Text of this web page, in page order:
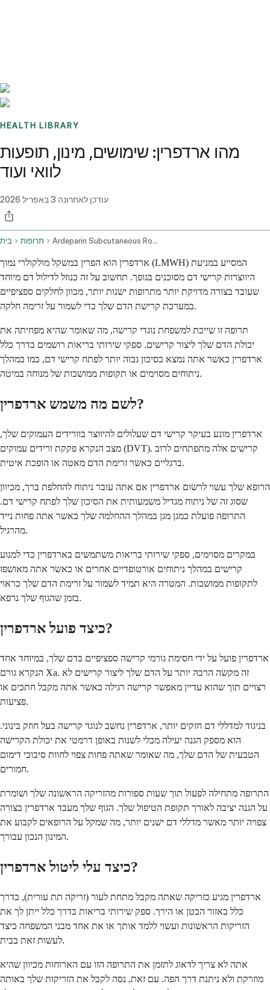
HEALTH LIBRARY
מהו ארדפרין: שימושים, מינון, תופעות
לוואי ועוד
עודכן לאחרונה 3 באפריל 2026
בית תרופות Ardeparin Subcutaneous Route
ארדפרין הוא הפרין במשקל מולקולרי נמוך (LMWH) המסייע במניעת
היווצרות קרישי דם מסוכנים בגופך. תחשוב על זה כנוזל לדילול דם מיוחד
שעובד בצורה מדויקת יותר מתרופות ישנות יותר, מכוון לחלקים ספציפיים
במערכת קרישת הדם שלך כדי לשמור על זרימה חלקה.
תרופה זו שייכת למשפחת נוגדי קרישה, מה שאומר שהיא מפחיתה את
יכולת הדם שלך ליצור קרישים. ספקי שירותי בריאות רושמים בדרך כלל
ארדפרין כאשר אתה נמצא בסיכון גבוה יותר לפתח קרישי דם, כמו במהלך
ניתוחים מסוימים או תקופות ממושכות של מנוחה במיטה.
לשם מה משמש ארדפרין?
ארדפרין מונע בעיקר קרישי דם שעלולים להיווצר בוורידים העמוקים שלך,
מצב הנקרא פקקת ורידים עמוקים (DVT). קרישים אלה מתפתחים לרוב
ברגליים כאשר זרימת הדם מאטה או הופכת איטית.
הרופא שלך עשוי לרשום ארדפרין אם אתה עובר ניתוח להחלפת ברך, מכיוון
שסוג זה של ניתוח מגדיל משמעותית את הסיכון שלך לפתח קרישי דם.
התרופה פועלת כמגן מגן במהלך ההחלמה שלך כאשר אתה פחות נייד
מהרגיל.
במקרים מסוימים, ספקי שירותי בריאות משתמשים בארדפרין כדי למנוע
קרישים במהלך ניתוחים אורטופדיים אחרים או כאשר אתה מאושפז
לתקופות ממושכות. המטרה היא תמיד לשמור על זרימת הדם שלך כראוי
בזמן שהגוף שלך נרפא.
כיצד פועל ארדפרין?
ארדפרין פועל על ידי חסימת גורמי קרישה ספציפיים בדם שלך, במיוחד אחד
הנקרא גורם Xa. זה מקשה הרבה יותר על הדם שלך ליצור קרישים לא
רצויים תוך שהוא עדיין מאפשר קרישה רגילה כאשר אתה מקבל חתכים או
פציעות.
בניגוד למדללי דם חזקים יותר, ארדפרין נחשב לנוגד קרישה בעל חוזק בינוני.
הוא מספק הגנה יעילה מבלי לשנות באופן דרמטי את יכולת הקרישה
הטבעית של הדם שלך, מה שאומר שאתה פחות צפוי לחוות סיבוכי דימום
חמורים.
התרופה מתחילה לפעול תוך שעות ספורות מהזריקה הראשונה שלך ושומרת
על הגנה יציבה לאורך תקופת הטיפול שלך. הגוף שלך מעבד ארדפרין בצורה
צפויה יותר מאשר מדללי דם ישנים יותר, מה שמקל על הרופאים לקבוע את
המינון הנכון עבורך.
כיצד עלי ליטול ארדפרין?
ארדפרין מגיע כזריקה שאתה מקבל מתחת לעור (זריקה תת עורית), בדרך
כלל באזור הבטן או הירך. ספק שירותי בריאות בדרך כלל ייתן לך את
הזריקות הראשונות ועשוי ללמד אותך או את אחד מבני המשפחה כיצד
לעשות זאת בבית.
אתה לא צריך לדאוג לתזמן את התרופה הזו עם הארוחות מכיוון שהיא
מוזרקת ולא ניתנת דרך הפה. עם זאת, נסה לקבל את הזריקות שלך באותה